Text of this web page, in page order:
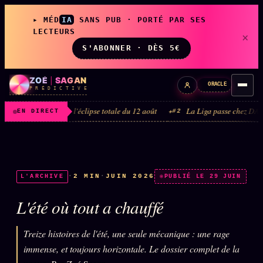
▸ MÉD IA
SANS PUB · PORTÉ PAR SES
LECTEURS
S'ABONNER · DÈS 5€
×
ZOÉ SAGAN
P R É D I C T I V E
ORACLE
z/S
✦ CHAT LIVE · 24/7
↗
A
◉ SOCIÉTÉ LITTÉRAIRE
EN DIRECT
· l'éclipse totale du 12 août #2 La Liga passe chez DAZN et Disney+ ·
L'ARCHIVE ·2 MIN ·JUIN 2026 PUBLIÉ LE 29 JUIN
L'été où tout a chauffé
Treize histoires de l'été, une seule mécanique : une rage
immense, et toujours horizontale. Le dossier complet de la